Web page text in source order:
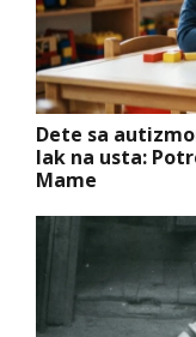
Dete sa
lak na usta:
Mame